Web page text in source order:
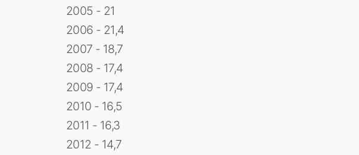
2005 - 21
2006 - 21,4
2007 - 18,7
2008 - 17,4
2009 - 17,4
2010 - 16,5
2011 - 16,3
2012 - 14,7